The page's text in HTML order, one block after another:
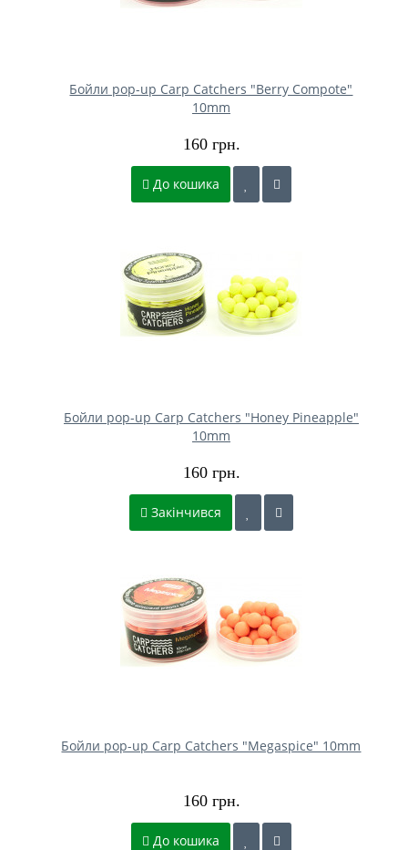
Бойли pop-up Carp Catchers "Berry Compote"
10mm
160 грн.
До кошика
Бойли pop-up Carp Catchers "Honey Pineapple"
10mm
160 грн.
Закінчився
Бойли pop-up Carp Catchers "Megaspice" 10mm
160 грн.
До кошика